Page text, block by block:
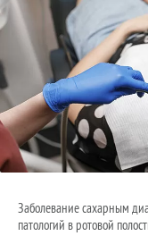
Заболевание сахарным
патологий в ротовой